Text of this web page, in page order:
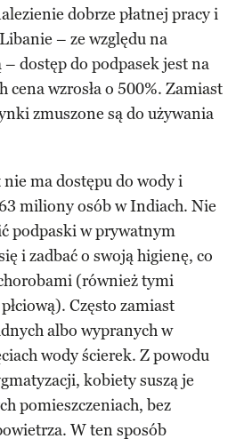
dobrze płatnej pracy i
– ze względu na
dostęp do podpasek jest na
cena wzrosła o 500%. Zamiast
zmuszone są do używania
ma dostępu do wody i
miliony osób w Indiach. Nie
podpaski w prywatnym
i zadbać o swoją higienę, co
(również tymi
Często zamiast
albo wypranych w
wody ścierek. Z powodu
kobiety suszą je
pomieszczeniach, bez
W ten sposób